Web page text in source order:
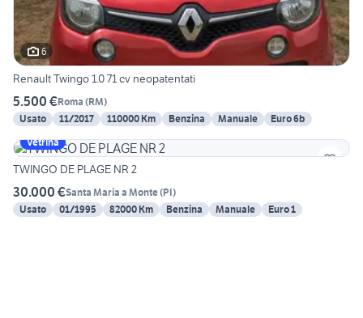
6
Renault Twingo 1.0 71 cv neopatentati
5.500 €Roma (RM)
Usato
11/2017 110000 Km Benzina Manuale
Euro 6b
Vetrina
TWINGO DE PLAGE NR 2
30.000 €Santa Maria a Monte(PI)
Usato
01/1995 82000 Km Benzina Manuale Euro 1